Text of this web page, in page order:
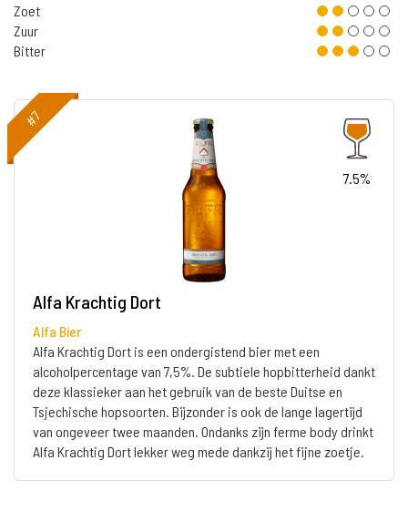
Zoet
Zuur
Bitter
#7
7.5%
Alfa Krachtig Dort
Alfa Bier
Alfa Krachtig Dort is een ondergistend bier met een
alcoholpercentage van 7,5%. De subtiele hopbitterheid dankt
deze klassieker aan het gebruik van de beste Duitse en
Tsjechische hopsoorten. Bijzonder is ook de lange lagertijd
van ongeveer twee maanden. Ondanks zijn ferme body drinkt
Alfa Krachtig Dort lekker weg mede dankzij het fijne zoetje.